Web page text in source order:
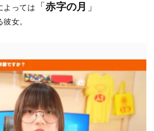
よっては
「赤字の月 」
女。